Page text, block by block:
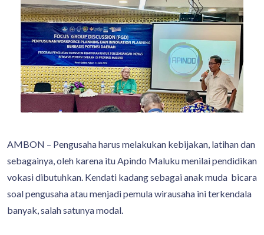
AMBON – Pengusaha harus melakukan kebijakan, latihan dan
sebagainya, oleh karena itu Apindo Maluku menilai pendidikan
vokasi dibutuhkan. Kendati kadang sebagai anak muda bicara
soal pengusaha atau menjadi pemula wirausaha ini terkendala
banyak, salah satunya modal.